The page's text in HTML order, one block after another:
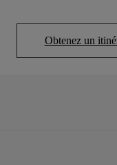
Obtenez un